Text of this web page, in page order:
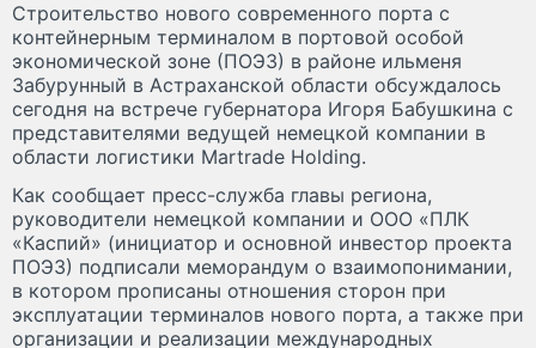
Cтроительство нового современного порта с
контейнерным терминалом в портовой особой
экономической зоне (ПОЭЗ) в районе ильменя
Забурунный в Астраханской области обсуждалось
сегодня на встрече губернатора Игоря Бабушкина с
представителями ведущей немецкой компании в
области логистики Martrade Holding.
Как сообщает пресс-служба главы региона,
руководители немецкой компании и ООО «ПЛК
«Каспий» (инициатор и основной инвестор проекта
ПОЭЗ) подписали меморандум о взаимопонимании,
в котором прописаны отношения сторон при
эксплуатации терминалов нового порта, а также при
организации и реализации международных